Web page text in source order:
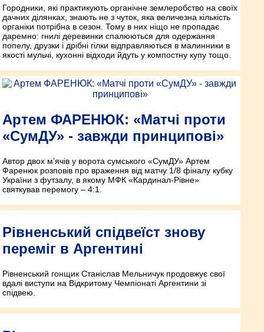
Городники, які практикують органічне землеробство на своїх
дачних ділянках, знають не з чуток, яка величезна кількість
органіки потрібна в сезон. Тому в них ніщо не пропадає
даремно: гнилі деревинки спалюються для одержання
попелу, друзки і дрібні гілки відправляються в малинники в
якості мульчі, кухонні відходи йдуть у компостну купу тощо.
Артем ФАРЕНЮК: «Матчі проти
«СумДУ» - завжди принципові»
Автор двох м’ячів у ворота сумського «СумДУ» Артем
Фаренюк розповів про враження від матчу 1/8 фіналу кубку
України з футзалу, в якому МФК «Кардинал-Рівне»
святкував перемогу – 4:1.
Рівненський спідвеїст знову
переміг в Аргентині
Рівненський гонщик Станіслав Мельничук продовжує свої
вдалі виступи на Відкритому Чемпіонаті Аргентини зі
спідвею.